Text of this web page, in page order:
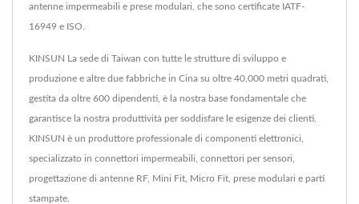
antenne impermeabili e prese modulari, che sono certificate IATF-
16949 e ISO.
KINSUN La sede di Taiwan con tutte le strutture di sviluppo e
produzione e altre due fabbriche in Cina su oltre 40.000 metri quadrati,
gestita da oltre 600 dipendenti, è la nostra base fondamentale che
garantisce la nostra produttività per soddisfare le esigenze dei clienti.
KINSUN è un produttore professionale di componenti elettronici,
specializzato in connettori impermeabili, connettori per sensori,
progettazione di antenne RF, Mini Fit, Micro Fit, prese modulari e parti
stampate.